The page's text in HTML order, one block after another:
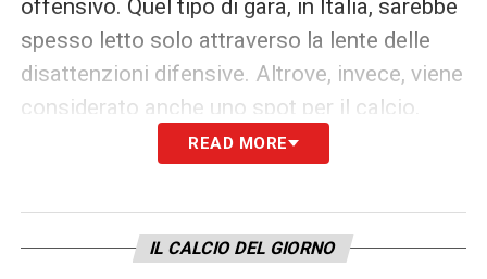
offensivo. Quel tipo di gara, in Italia, sarebbe
spesso letto solo attraverso la lente delle
disattenzioni difensive. Altrove, invece, viene
considerato anche uno spot per il calcio.
Ultime Notizie Serie A: tutte le novità del
Ed è proprio qui che nasce una riflessione
READ MORE
IL CALCIO DEL GIORNO